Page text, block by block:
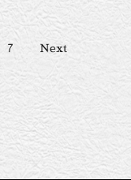
7 Next